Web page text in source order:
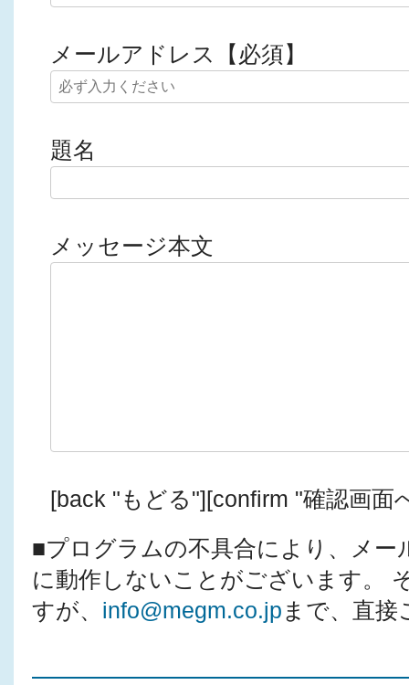
メールアドレス 【必須】
題名
メッセージ本文
[back "もどる"][confirm "確認画面
■プログラムの不具合により、メー
に動作しないことがございます。
すが、 info@megm.co.jp まで、直接